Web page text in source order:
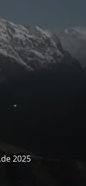
2025